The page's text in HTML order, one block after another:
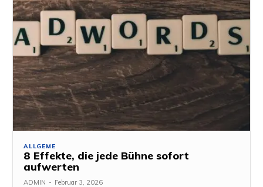
ALLGEME
8 Effekte, die jede Bühne sofort
aufwerten
ADMIN - Februar 3, 2026